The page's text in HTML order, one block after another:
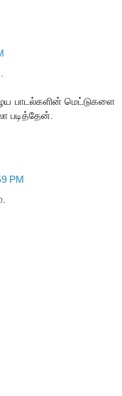
பாடல்களின் மெட்டுகளை
படித்தேன்.
PM